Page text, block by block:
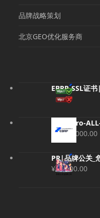
品牌战略策划
北京GEO优化服务商
EBRP-SSL证
EBRP-Pro-
原
价
为：
¥5,000,000.00
¥4,980,000.00当
PR|品牌公关_
原
¥80,000.00当